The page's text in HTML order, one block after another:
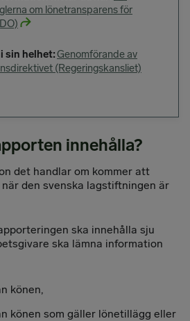
om lönetransparens för
sin helhet:Genomförande av
(Regeringskansliet)
innehålla?
det handlar om kommer att
den svenska lagstiftningen är
ska innehålla sju
ska lämna information
könen,
könen som gäller lönetillägg eller